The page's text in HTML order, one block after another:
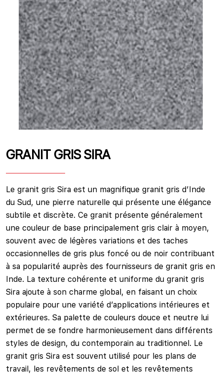
GRANIT GRIS SIRA
Le granit gris Sira est un magnifique granit gris d’Inde
du Sud, une pierre naturelle qui présente une élégance
subtile et discrète. Ce granit présente généralement
une couleur de base principalement gris clair à moyen,
souvent avec de légères variations et des taches
occasionnelles de gris plus foncé ou de noir contribuant
à sa popularité auprès des fournisseurs de granit gris en
Inde. La texture cohérente et uniforme du granit gris
Sira ajoute à son charme global, en faisant un choix
populaire pour une variété d’applications intérieures et
extérieures. Sa palette de couleurs douce et neutre lui
permet de se fondre harmonieusement dans différents
styles de design, du contemporain au traditionnel. Le
granit gris Sira est souvent utilisé pour les plans de
travail, les revêtements de sol et les revêtements